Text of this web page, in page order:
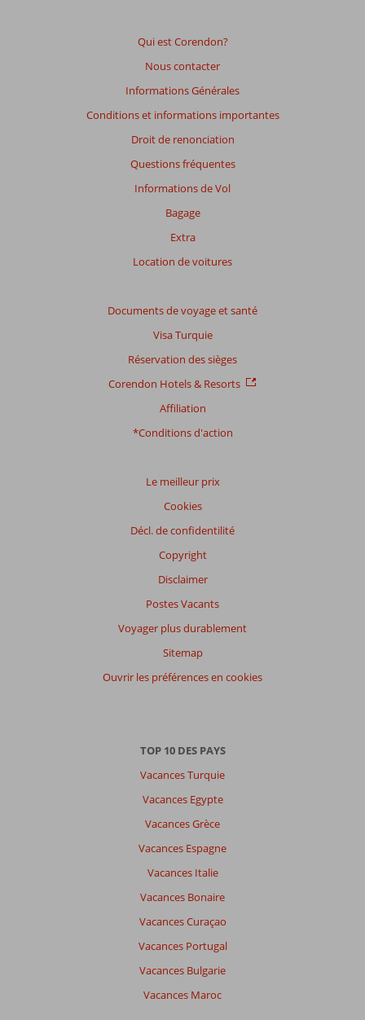
présentés.
Qui est Corendon?
Nous contacter
Informations Générales
Conditions et informations importantes
Droit de renonciation
Questions fréquentes
Informations de Vol
Bagage
Extra
Location de voitures
Documents de voyage et santé
Visa Turquie
Réservation des sièges
Corendon Hotels & Resorts
Affiliation
*Conditions d'action
Le meilleur prix
Cookies
Décl. de confidentilité
Copyright
Disclaimer
Postes Vacants
Voyager plus durablement
Sitemap
Ouvrir les préférences en cookies
TOP 10 DES PAYS
Vacances Turquie
Vacances Egypte
Vacances Grèce
Vacances Espagne
Vacances Italie
Vacances Bonaire
Vacances Curaçao
Vacances Portugal
Vacances Bulgarie
Vacances Maroc